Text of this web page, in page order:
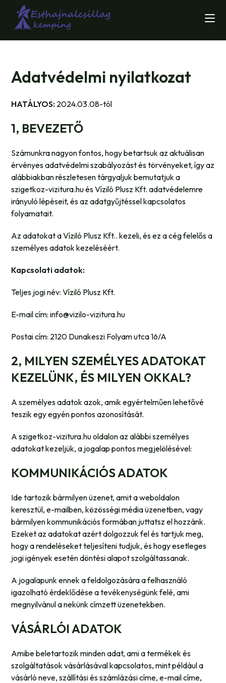
content
Adatvédelmi nyilatkozat
HATÁLYOS: 2024.03.08-tól
1, BEVEZETŐ
Számunkra nagyon fontos, hogy betartsuk az aktuálisan
érvényes adatvédelmi szabályozást és törvényeket, így az
alábbiakban részletesen tárgyaljuk bemutatjuk a
szigetkoz-vizitura.hu és Víziló Plusz Kft. adatvédelemre
irányuló lépéseit, és az adatgyűjtéssel kapcsolatos
folyamatait.
Az adatokat a Víziló Plusz Kft.. kezeli, és ez a cég felelős a
személyes adatok kezeléséért.
Kapcsolati adatok:
Teljes jogi név: Víziló Plusz Kft.
E-mail cím: info@vizilo-vizitura.hu
Postai cím: 2120 Dunakeszi Folyam utca 16/A
2, MILYEN SZEMÉLYES ADATOKAT
KEZELÜNK, ÉS MILYEN OKKAL?
A személyes adatok azok, amik egyértelműen lehetővé
teszik egy egyén pontos azonosítását.
A szigetkoz-vizitura.hu oldalon az alábbi személyes
adatokat kezeljük, a jogalap pontos megjelölésével:
KOMMUNIKÁCIÓS ADATOK
Ide tartozik bármilyen üzenet, amit a weboldalon
keresztül, e-mailben, közösségi média üzenetben, vagy
bármilyen kommunikációs formában juttatsz el hozzánk.
Ezeket az adatokat azért dolgozzuk fel és tartjuk meg,
hogy a rendeléseket teljesíteni tudjuk, és hogy esetleges
jogi igények esetén döntési alapot szolgáltassanak.
A jogalapunk ennek a feldolgozására a felhasználó
igazolható érdeklődése a tevékenységünk felé, ami
megnyilvánul a nekünk címzett üzenetekben.
VÁSÁRLÓI ADATOK
Amibe beletartozik minden adat, ami a termékek és
szolgáltatások vásárlásával kapcsolatos, mint például a
vásárló neve, szállítási és számlázási címe, e-mail címe,